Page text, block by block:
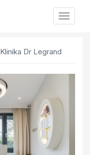
Klinika Dr Legrand